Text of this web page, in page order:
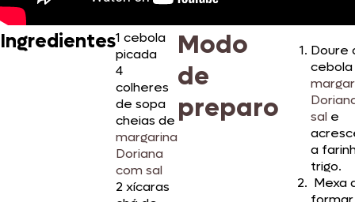
Ingredientes1 cebola
picada
4
colheres
de sopa
cheias de
margarina
Doriana
com sal
2 xícaras
Modo
de
preparo
Doure
cebola
sal e
a
trigo.
Mexa